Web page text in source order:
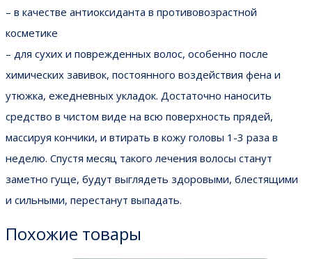
– в качестве антиоксиданта в противовозрастной
косметике
– для сухих и поврежденных волос, особенно после
химических завивок, постоянного воздействия фена и
утюжка, ежедневных укладок. Достаточно наносить
средство в чистом виде на всю поверхность прядей,
массируя кончики, и втирать в кожу головы 1-3 раза в
неделю. Спустя месяц такого лечения волосы станут
заметно гуще, будут выглядеть здоровыми, блестящими
и сильными, перестанут выпадать.
Похожие товары